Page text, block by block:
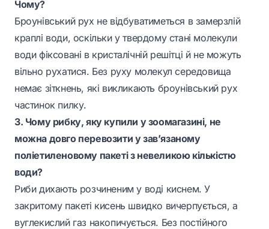
Чому?
Броунівський рух не відбуватиметься в замерзлій
краплі води, оскільки у твердому стані молекули
води фіксовані в кристалічній решітці й не можуть
вільно рухатися. Без руху молекул середовища
немає зіткнень, які викликають броунівський рух
частинок пилку.
3. Чому рибку, яку купили у зоомагазині, не
можна довго перевозити у зав’язаному
поліетиленовому пакеті з невеликою кількістю
води?
Риби дихають розчиненим у воді киснем. У
закритому пакеті кисень швидко вичерпується, а
вуглекислий газ накопичується. Без постійного